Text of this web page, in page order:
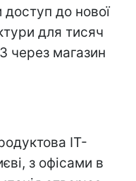
доступ до нової
для тисяч
через магазин
IT-
з офісами в